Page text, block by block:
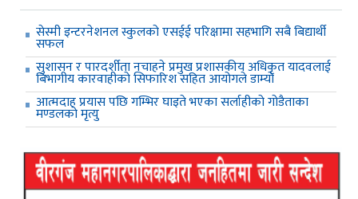
सेस्मी इन्टरनेशनल स्कुलको एसईई परिक्षामा सहभागि सबै बिद्यार्थी
सफल
सुशासन र पारदर्शीता नचाहने प्रमुख प्रशासकीय अधिकृत यादवलाई
बिभागीय कारवाहीको सिफारिश सहित आयोगले डाम्यो
आत्मदाह प्रयास पछि गम्भिर घाइते भएका सर्लाहीको गोडैताका
मण्डलको मृत्यु